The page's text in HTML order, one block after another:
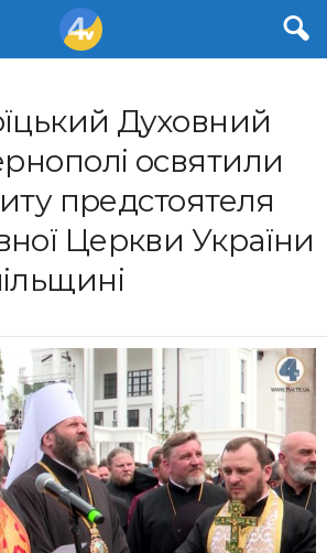
Духовний
освятили
предстоятеля
Церкви України